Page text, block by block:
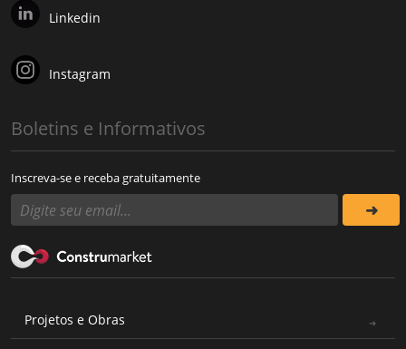
Linkedin
Instagram
Boletins e Informativos
Inscreva-se e receba gratuitamente
Projetos e Obras